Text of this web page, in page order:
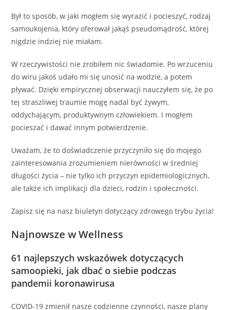
Był to sposób, w jaki mogłem się wyrazić i pocieszyć, rodzaj
samoukojenia, który oferował jakąś pseudomądrość, której
nigdzie indziej nie miałam.
W rzeczywistości nie zrobiłem nic świadomie. Po wrzuceniu
do wiru jakoś udało mi się unosić na wodzie, a potem
pływać. Dzięki empirycznej obserwacji nauczyłem się, że po
tej straszliwej traumie mogę nadal być żywym,
oddychającym, produktywnym człowiekiem. I mogłem
pocieszać i dawać innym potwierdzenie.
Uważam, że to doświadczenie przyczyniło się do mojego
zainteresowania zrozumieniem nierówności w średniej
długości życia – nie tylko ich przyczyn epidemiologicznych,
ale także ich implikacji dla dzieci, rodzin i społeczności.
Zapisz się na nasz biuletyn dotyczący zdrowego trybu życia!
Najnowsze w Wellness
61 najlepszych wskazówek dotyczących
samoopieki, jak dbać o siebie podczas
pandemii koronawirusa
COVID-19 zmienił nasze codzienne czynności, nasze plany